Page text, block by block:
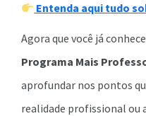
Entenda aqui tudo
Agora que você já
Programa Mais
aprofundar nos pontos
realidade profissional ou